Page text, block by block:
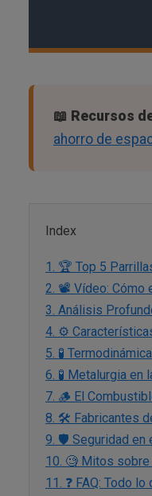
📖 Recursos
ahorro de
Index
1. 🏆 Top 5
2. 📽️ Vídeo: Cómo
3. Análisis
4. ⚙️
5. 🧪
6. 🧪 Metalurgia en
7. 🪵 El
8. 🛠️ Fabricantes
9. 🛡️ Seguridad en
10. 🧐 Mitos sobre
11. ❓ FAQ: Todo